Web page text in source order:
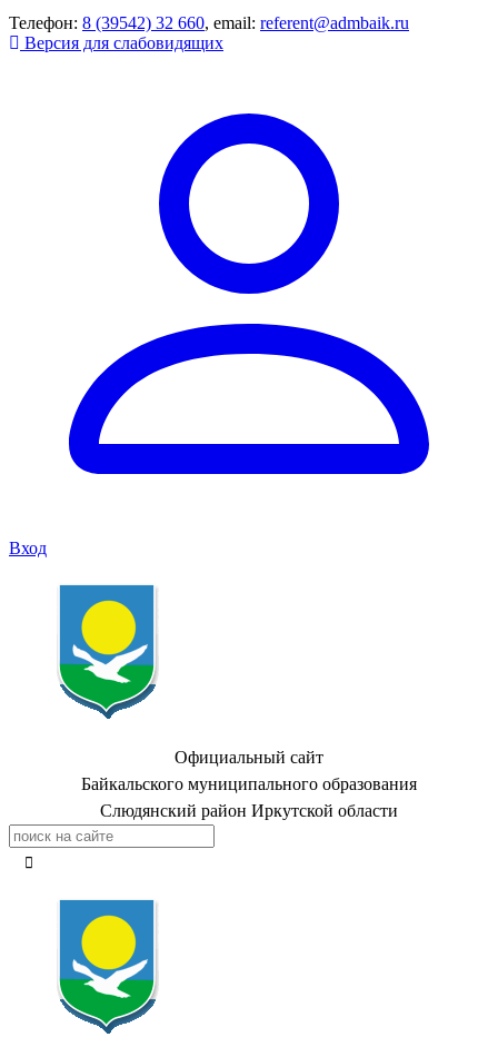
Телефон: 8 (39542) 32 660, email: referent@admbaik.ru
Версия для слабовидящих
Вход
Официальный сайт
Байкальского муниципального образования
Слюдянский район Иркутской области